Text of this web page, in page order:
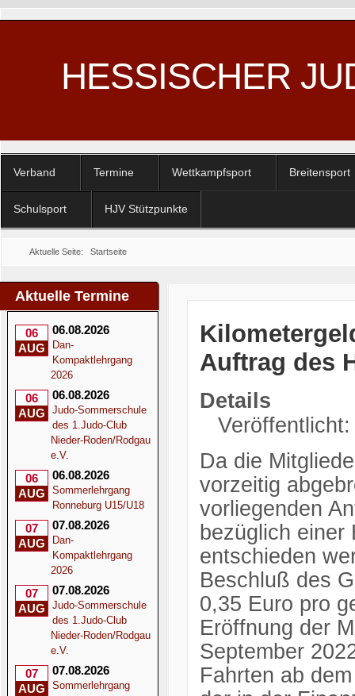
HESSISCHER
Verband Termine Wettkampfsport Breitensport
Schulsport HJV Stützpunkte
Aktuelle Seite: Startseite
Aktuelle Termine
06
AUG
06.08.2026
Dan-
Kompaktlehrgang
2026
06
AUG
06.08.2026
Judo-Sommerschule
des 1.Judo-Club
Nieder-Roden/Rodgau
e.V.
06
AUG
06.08.2026
Sommerlehrgang
Ronneburg U15/U18
07
AUG
07.08.2026
Dan-
Kompaktlehrgang
2026
07
AUG
07.08.2026
Judo-Sommerschule
des 1.Judo-Club
Nieder-Roden/Rodgau
e.V.
07
AUG
07.08.2026
Sommerlehrgang
Auftrag des
Details
Da die
vorzeitig
vorliegenden
bezüglich einer
entschieden
Beschluß des
0,35 Euro pro
Eröffnung der
September
Fahrten ab